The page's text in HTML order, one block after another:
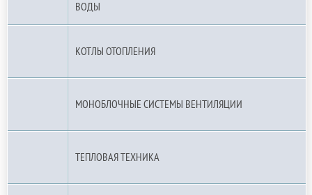
ВОДЫ
КОТЛЫ ОТОПЛЕНИЯ
МОНОБЛОЧНЫЕ СИСТЕМЫ ВЕНТИЛЯЦИИ
ТЕПЛОВАЯ ТЕХНИКА